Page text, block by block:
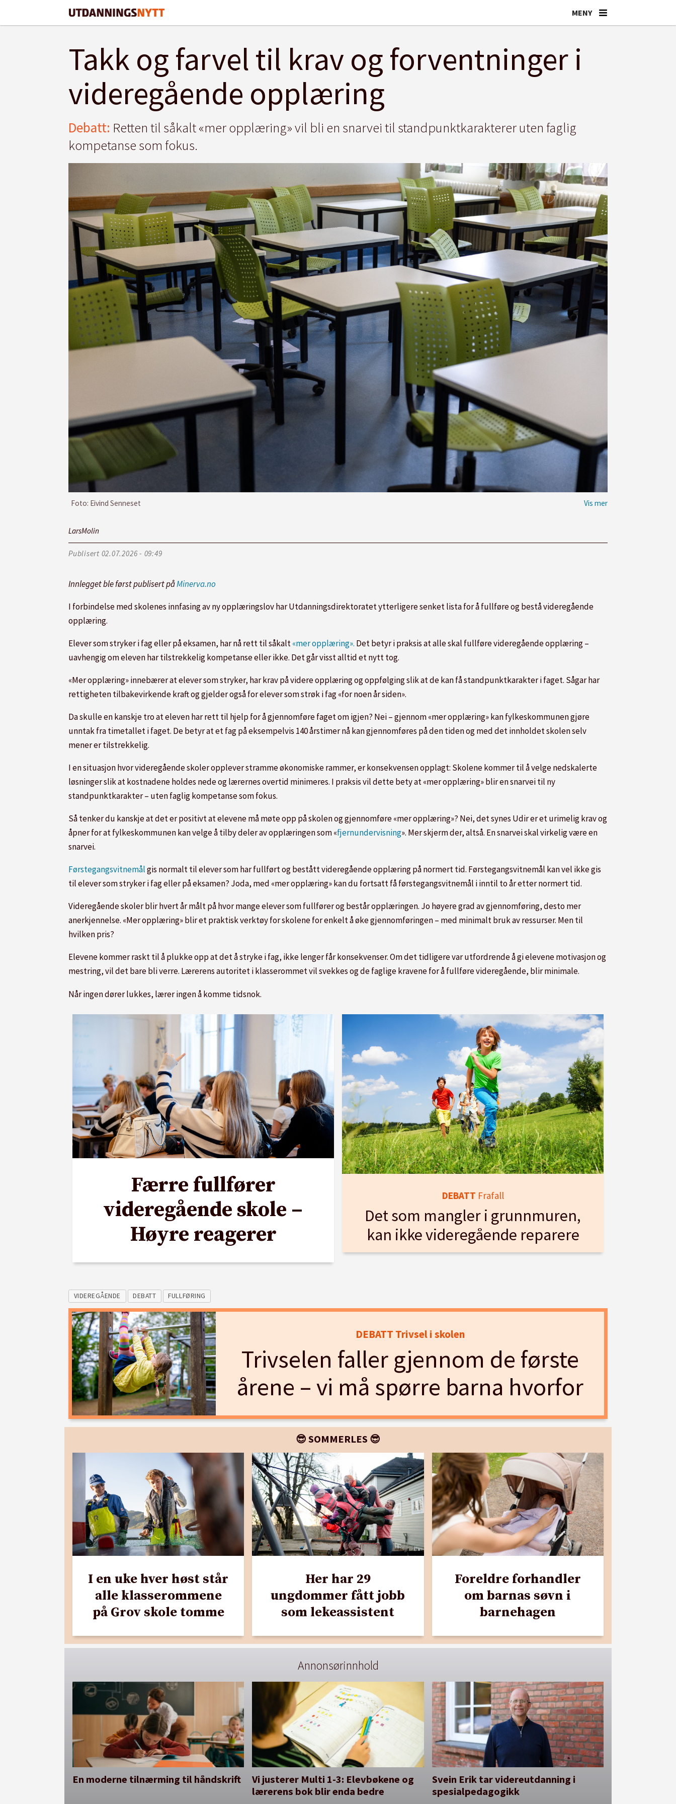
Takk og farvel til krav og forventninger i
videregående opplæring
Debatt: Retten til såkalt «mer opplæring» vil bli en snarvei til standpunktkarakterer uten faglig
kompetanse som fokus.
Foto: Eivind Senneset
LarsMolin
Publisert 02.07.2026 - 09:49
Innlegget ble først publisert påMinerva.no
I forbindelse med skolenes innfasing av ny opplæringslov har Utdanningsdirektoratet ytterligere senket lista for å fullføre og bestå videregående
opplæring.
Elever som stryker i fag eller på eksamen, har nå rett til såkalt«mer opplæring». Det betyr i praksis at alle skal fullføre videregående opplæring –
uavhengig om eleven har tilstrekkelig kompetanse eller ikke. Det går visst alltid et nytt tog.
«Mer opplæring» innebærer at elever som stryker, har krav på videre opplæring og oppfølging slik at de kan få standpunktkarakter i faget. Sågar har
rettigheten tilbakevirkende kraft og gjelder også for elever som strøk i fag «for noen år siden».
Da skulle en kanskje tro at eleven har rett til hjelp for å gjennomføre faget om igjen? Nei – gjennom «mer opplæring» kan fylkeskommunen gjøre
unntak fra timetallet i faget. De betyr at et fag på eksempelvis 140 årstimer nå kan gjennomføres på den tiden og med det innholdet skolen selv
mener er tilstrekkelig.
I en situasjon hvor videregående skoler opplever stramme økonomiske rammer, er konsekvensen opplagt: Skolene kommer til å velge nedskalerte
løsninger slik at kostnadene holdes nede og lærernes overtid minimeres. I praksis vil dette bety at «mer opplæring» blir en snarvei til ny
standpunktkarakter – uten faglig kompetanse som fokus.
Så tenker du kanskje at det er positivt at elevene må møte opp på skolen og gjennomføre «mer opplæring»? Nei, det synes Udir er et urimelig krav og
åpner for at fylkeskommunen kan velge å tilby deler av opplæringen som «fjernundervisning». Mer skjerm der, altså. En snarvei skal virkelig være en
snarvei.
Førstegangsvitnemålgis normalt til elever som har fullført og bestått videregående opplæring på normert tid. Førstegangsvitnemål kan vel ikke gis
til elever som stryker i fag eller på eksamen? Joda, med «mer opplæring» kan du fortsatt få førstegangsvitnemål i inntil to år etter normert tid.
Videregående skoler blir hvert år målt på hvor mange elever som fullfører og består opplæringen. Jo høyere grad av gjennomføring, desto mer
anerkjennelse. «Mer opplæring» blir et praktisk verktøy for skolene for enkelt å øke gjennomføringen – med minimalt bruk av ressurser. Men til
hvilken pris?
Elevene kommer raskt til å plukke opp at det å stryke i fag, ikke lenger får konsekvenser. Om det tidligere var utfordrende å gi elevene motivasjon og
mestring, vil det bare bli verre. Lærerens autoritet i klasserommet vil svekkes og de faglige kravene for å fullføre videregående, blir minimale.
Når ingen dører lukkes, lærer ingen å komme tidsnok.
Færre fullfører
videregående skole –
Høyre reagerer
DEBATT Frafall
Det som mangler i grunnmuren,
kan ikke videregående reparere
VIDEREGÅENDE DEBATT FULLFØRING
DEBATT Trivsel i skolen
Trivselen faller gjennom de første
årene – vi må spørre barna hvorfor
😎 SOMMERLES 😎
I en uke hver høst står
alle klasserommene
på Grov skole tomme
Her har 29
ungdommer fått jobb
som lekeassistent
Foreldre forhandler
om barnas søvn i
barnehagen
Annonsørinnhold
En moderne tilnærming til håndskrift
Vi justerer Multi 1-3: Elevbøkene og
lærerens bok blir enda bedre
Svein Erik tar videreutdanning i
spesialpedagogikk